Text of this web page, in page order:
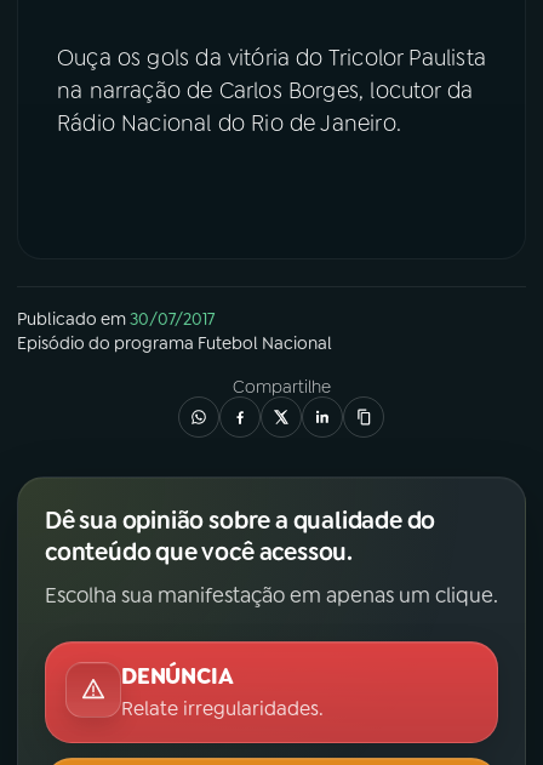
Instagram X
Ouça os gols da vitória do Tricolor Paulista
na narração de Carlos Borges, locutor da
Rádio Nacional do Rio de Janeiro.
Publicado em30/07/2017
Episódio do programa Futebol Nacional
Compartilhe
Dê sua opinião sobre a qualidade do
conteúdo que você acessou.
Escolha sua manifestação em apenas um clique.
DENÚNCIA
Relate irregularidades.